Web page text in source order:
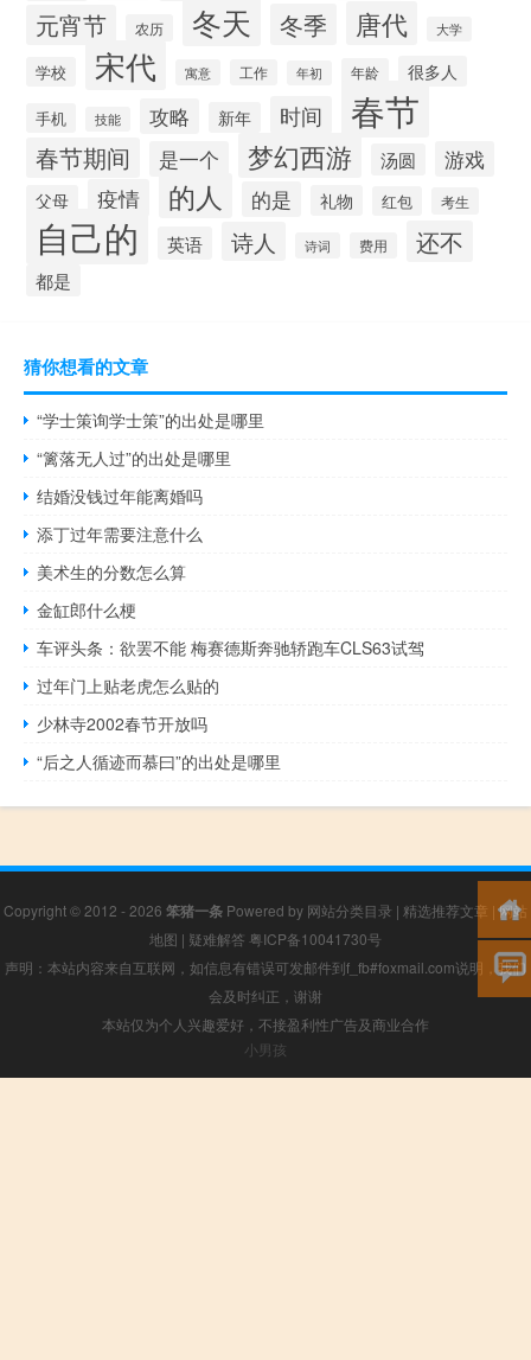
元宵节 农历 冬天 冬季 唐代 大学
学校 宋代 寓意 工作 年初 年龄 很多人
手机 技能 攻略 新年 时间 春节
春节期间 是一个 梦幻西游 汤圆 游戏
父母 疫情 的人 的是 礼物 红包 考生
自己的 英语 诗人 诗词 费用 还不
都是
猜你想看的文章
“学士策询学士策”的出处是哪里
“篱落无人过”的出处是哪里
结婚没钱过年能离婚吗
添丁过年需要注意什么
美术生的分数怎么算
金缸郎什么梗
车评头条：欲罢不能 梅赛德斯奔驰轿跑车CLS63试驾
过年门上贴老虎怎么贴的
少林寺2002春节开放吗
“后之人循迹而慕曰”的出处是哪里
Copyright © 2012 - 2026 笨猪一条 Powered by 网站分类目录 | 精选推荐文章 |网站
地图 | 疑难解答 粤ICP备10041730号
声明：本站内容来自互联网，如信息有错误可发邮件到f_fb#foxmail.com说明，我们
会及时纠正，谢谢
本站仅为个人兴趣爱好，不接盈利性广告及商业合作
小男孩